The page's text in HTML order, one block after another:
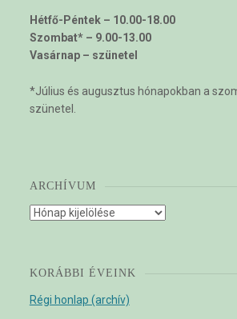
Hétfő-Péntek – 10.00-18.00
Szombat* – 9.00-13.00
Vasárnap – szünetel
*Július és augusztus hónapokban a
szünetel.
ARCHÍVUM
Archívum
KORÁBBI ÉVEINK
Régi honlap (archív)